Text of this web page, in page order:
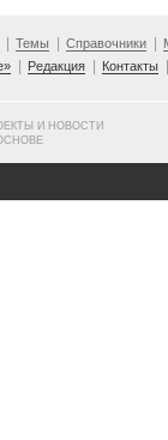
Темы Справочники
Редакция Контакты
И НОВОСТИ